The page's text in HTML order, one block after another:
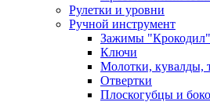
Рулетки и уровни
Ручной инструмент
Зажимы "Крокодил"
Ключи
Молотки, кувалды,
Отвертки
Плоскогубцы и